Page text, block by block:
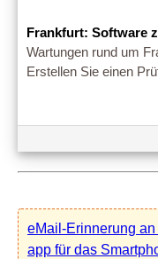
Frankfurt: Software
Wartungen rund um
Erstellen Sie einen
eMail-Erinnerung
app für das